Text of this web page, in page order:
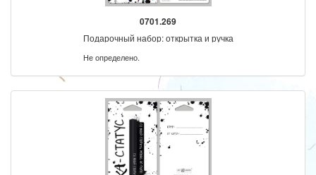
0701.269
Подарочный набор: открытка и ручка
Не определено.